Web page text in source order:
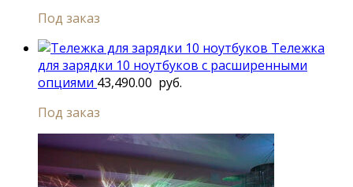
Под заказ
Тележка
для зарядки 10 ноутбуков с расширенными
опциями 43,490.00 руб.
Под заказ